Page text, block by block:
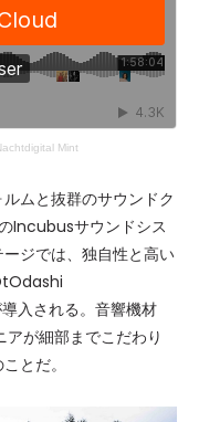
Mint
ムと抜群のサウンドク
Incubusサウンドシス
ジでは、独自性と高い
入される。音響機材
が細部までこだわり
とだ。